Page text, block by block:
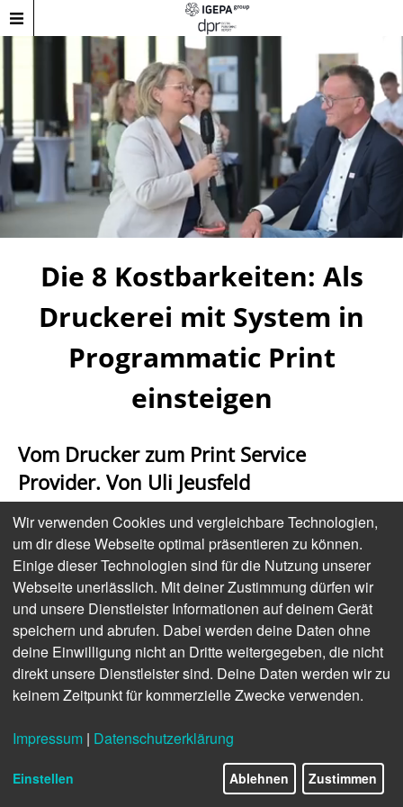
Die 8 Kostbarkeiten: Als
Druckerei mit System in
Programmatic Print
einsteigen
Vom Drucker zum Print Service
Provider. Von Uli Jeusfeld
Print wird weniger, Print wird wertvoller –
Kunden wollen proaktiv vom Wert von Print
überzeugt werden. Ob Familienbetrieb mit
Traditionsmaschinen oder Hightech-
Produktionsdienstleister mit modernster
Hardware im Drucksaal – die meisten stehen
heute vor derselben Frage: Wie gelingt der
Schritt vom Bedrucken von Papier zur
Programmatic Print ist ein zeitgemäßer Ansatz,
der seine Bezeichnung vom Programmatic
Wir verwenden Cookies und vergleichbare Technologien,
um dir diese Webseite optimal präsentieren zu können.
Einige dieser Technologien sind für die Nutzung unserer
Webseite unerlässlich. Mit deiner Zustimmung dürfen wir
und unsere Dienstleister Informationen auf deinem Gerät
speichern und abrufen. Dabei werden deine Daten ohne
deine Einwilligung nicht an Dritte weitergegeben, die nicht
direkt unsere Dienstleister sind. Deine Daten werden wir zu
keinem Zeitpunkt für kommerzielle Zwecke verwenden.
Impressum | Datenschutzerklärung
Einstellen Ablehnen Zustimmen